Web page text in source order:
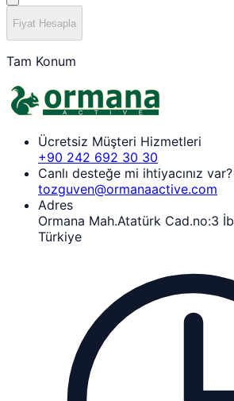
Fiyat Hesapla
Tam Konum
Ücretsiz Müşteri Hizmetleri
+90 242 692 30 30
Canlı desteğe mi ihtiyacınız var?
tozguven@ormanaactive.com
Adres
Ormana Mah.Atatürk Cad.no:3
Türkiye